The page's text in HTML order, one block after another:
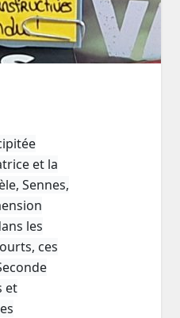
et la
Sennes,
les
ces
et